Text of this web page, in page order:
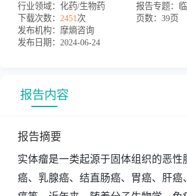
生长和扩散的药物。这些靶点可以是
体、细胞内的信号通路、细胞周期调
向治疗药物的研发重点包括抗EGFR抑
胞的免疫杀伤作用的药物。这些药物
肿瘤治疗中显示出了显著的疗效。细
期，抑制其增殖和扩散的药物。这些
CDK4/6抑制剂、PARP抑制剂等，已
行业领域： 化药/生物药 报告专题：
下载次数： 2451次 页数： 39页
发布机构： 摩熵咨询
发布日期： 2024-06-24
报告内容
报告摘要
实体瘤是一类起源于固体组织的恶性
癌、乳腺癌、结直肠癌、胃癌、肝癌